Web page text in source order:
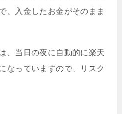
、入金したお金がそのまま
、当日の夜に自動的に楽天
なっていますので、リスク